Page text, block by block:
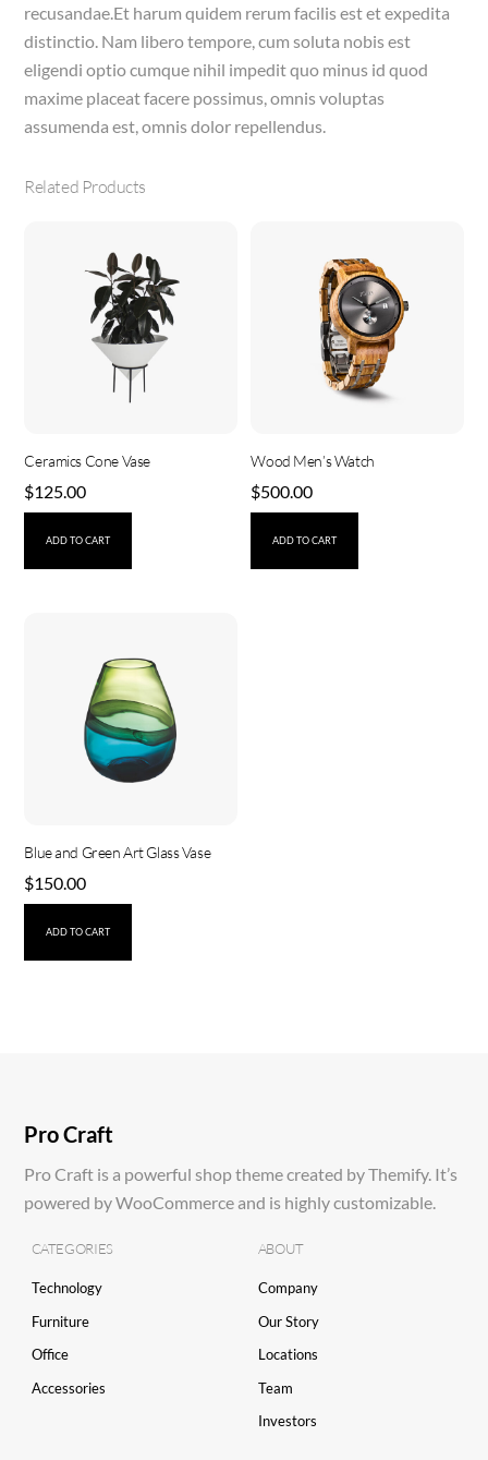
recusandae.Et harum quidem rerum facilis est et expedita
distinctio. Nam libero tempore, cum soluta nobis est
eligendi optio cumque nihil impedit quo minus id quod
maxime placeat facere possimus, omnis voluptas
assumenda est, omnis dolor repellendus.
Related Products
Ceramics Cone Vase
$125.00
ADD TO CART
Wood Men’s Watch
$500.00
ADD TO CART
Blue and Green Art Glass Vase
$150.00
ADD TO CART
Pro Craft
Pro Craft is a powerful shop theme created by Themify. It’s
powered by WooCommerce and is highly customizable.
CATEGORIES
Technology
Furniture
Office
Accessories
ABOUT
Company
Our Story
Locations
Team
Investors